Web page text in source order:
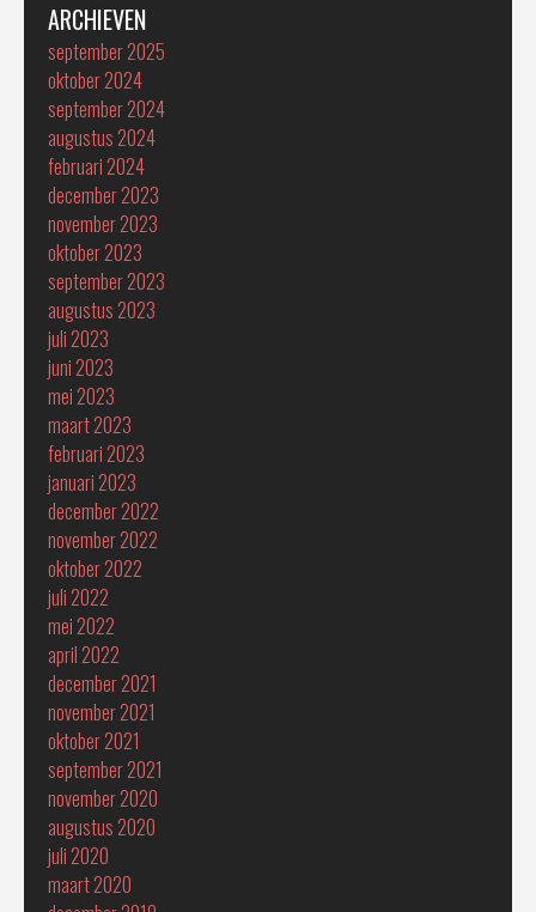
ARCHIEVEN
september 2025
oktober 2024
september 2024
augustus 2024
februari 2024
december 2023
november 2023
oktober 2023
september 2023
augustus 2023
juli 2023
juni 2023
mei 2023
maart 2023
februari 2023
januari 2023
december 2022
november 2022
oktober 2022
juli 2022
mei 2022
april 2022
december 2021
november 2021
oktober 2021
september 2021
november 2020
augustus 2020
juli 2020
maart 2020